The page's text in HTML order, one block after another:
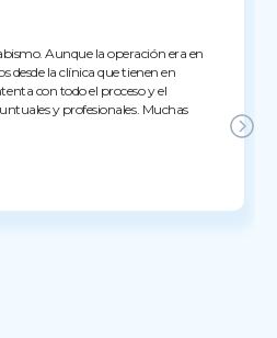
Aunque la operación era en
desde la clínica que tienen en
con todo el proceso y el
y profesionales. Muchas